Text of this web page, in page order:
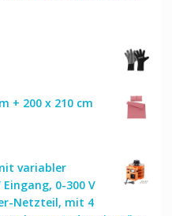
+ 200 x 210 cm
variabler
0-300 V
Netzteil, mit 4